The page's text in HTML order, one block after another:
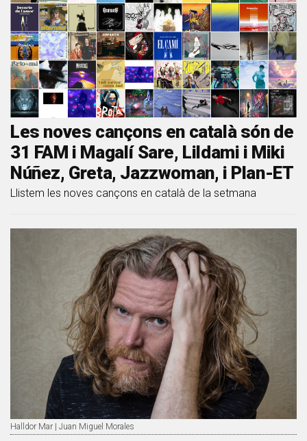
Les noves cançons en català són de
31 FAM i Magalí Sare, Lildami i Miki
Núñez, Greta, Jazzwoman, i Plan-ET
Llistem les noves cançons en català de la setmana
Halldor Mar | Juan Miguel Morales